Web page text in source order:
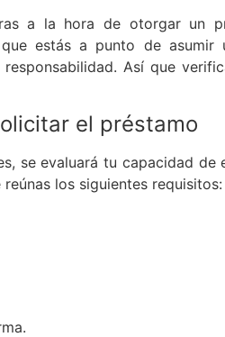
a la hora de otorgar un
estás a punto de
Así que
el préstamo
se evaluará tu capacidad
los siguientes requisitos: